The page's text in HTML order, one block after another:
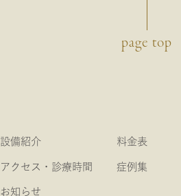
設備紹介
アクセス・診療時間
お知らせ
料金表
症例集
page top